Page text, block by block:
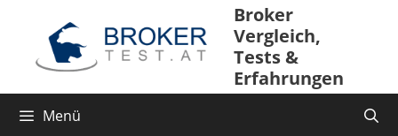
Broker
Vergleich,
Tests &
Erfahrungen
Menü